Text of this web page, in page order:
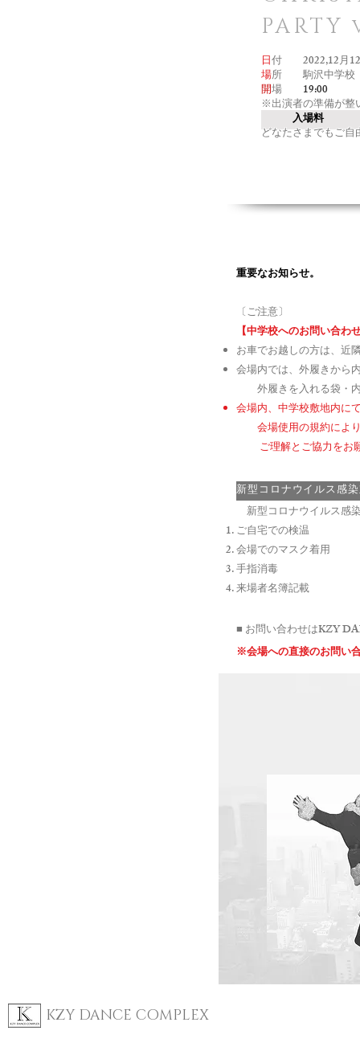
日付 2022,12月12
場所 駒沢中学校
開場 19:00
※出演者の準備が整
入場
どなたさまでもご
重要なお知らせ。
〔ご注意〕
【中学校へのお問い合
お車でお越しの方は、近
会場内では、外履きから
外履きを入れる袋・
会場内、中学校敷地内に
会場使用の規約によ
ご理解とご協力をお
新型コロナウイルス感
新型コロナウイルス感
ご自宅での検温
会場でのマスク着用
手指消毒
来場者名簿記載
■ お問い合わせはKZY
※会場への直接のお問い
KZY DANCE COMPLEX